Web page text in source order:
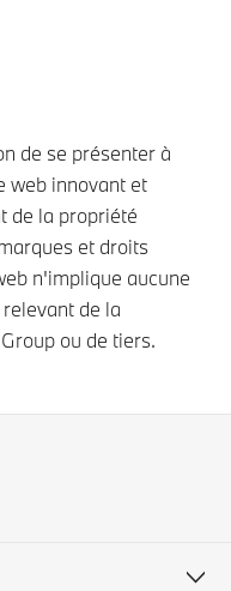
de se présenter à
web innovant et
de la propriété
et droits
n'implique aucune
de la
ou de tiers.